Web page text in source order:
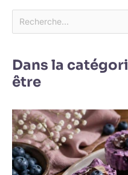
Dans la
être